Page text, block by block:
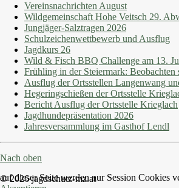
Vereinsnachrichten August
Wildgemeinschaft Hohe Veitsch 29.
Jungjäger-Salztragen 2026
Schulzeichenwettbewerb und Ausflug
Jagdkurs 26
Wild & Fisch BBQ Challenge am 13.
Frühling in der Steiermark: Beobachten
Ausflug der Ortsstellen Langenwang
Hegeringschießen der Ortsstelle
Bericht Ausflug der Ortsstelle Krieglach
Jagdhundepräsentation 2026
Jahresversammlung im Gasthof Lendl
Nach oben
© 2026 jagdschutz-mz.at
auf dieser Seite werden nur Session Cookies